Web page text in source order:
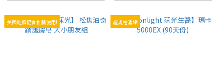
美國乾癬協會推薦使用! 超規格濃縮